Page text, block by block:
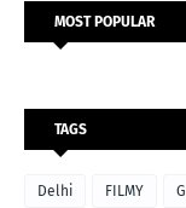
MOST POPULAR
TAGS
Delhi FILMY